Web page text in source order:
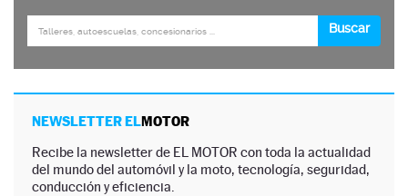
NEWSLETTER ELMOTOR
Recibe la newsletter de EL MOTOR con toda la actualidad
del mundo del automóvil y la moto, tecnología, seguridad,
conducción y eficiencia.